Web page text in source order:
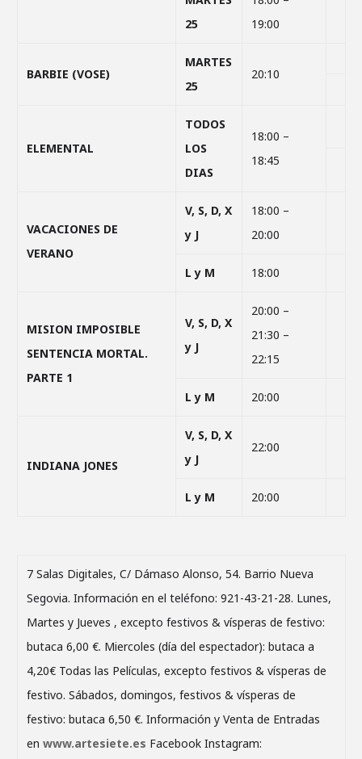
25
19:00
BARBIE (VOSE)
MARTES
25
20:10
ELEMENTAL
TODOS
LOS
DIAS
18:00 –
18:45
VACACIONES DE
VERANO
V, S, D, X
y J
18:00 –
20:00
L y M 18:00
MISION IMPOSIBLE
SENTENCIA MORTAL.
PARTE 1
V, S, D, X
y J
20:00 –
21:30 –
22:15
L y M 20:00
INDIANA JONES
V, S, D, X
y J
22:00
L y M 20:00
7 Salas Digitales, C/ Dámaso Alonso, 54. Barrio Nueva
Segovia. Información en el teléfono: 921-43-21-28. Lunes,
Martes y Jueves , excepto festivos & vísperas de festivo:
butaca 6,00 €. Miercoles (día del espectador): butaca a
4,20€ Todas las Películas, excepto festivos & vísperas de
festivo. Sábados, domingos, festivos & vísperas de
festivo: butaca 6,50 €. Información y Venta de Entradas
enwww.artesiete.es Facebook Instagram: